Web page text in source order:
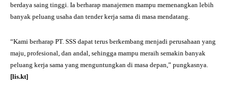
berdaya saing tinggi. Ia berharap manajemen mampu memenangkan lebih
banyak peluang usaha dan tender kerja sama di masa mendatang.
“Kami berharap PT. SSS dapat terus berkembang menjadi perusahaan yang
maju, profesional, dan andal, sehingga mampu meraih semakin banyak
peluang kerja sama yang menguntungkan di masa depan,” pungkasnya.
[lis.kt]